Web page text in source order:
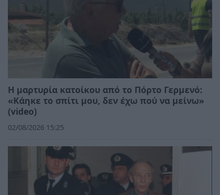
Η μαρτυρία κατοίκου από το Πόρτο Γερμενό:
«Κάηκε το σπίτι μου, δεν έχω πού να μείνω»
(video)
02/08/2026 15:25